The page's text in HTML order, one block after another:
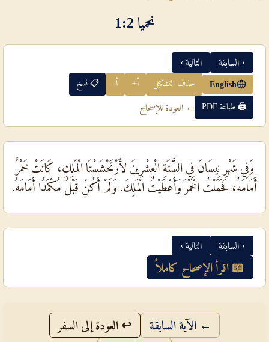
نحميا 2‏:‏1
‹ السابقة التالية ›
English حذف التشكيل أ+ أ- 📋 نسخ
🖨 طباعة PDF ← العودة للإصحاح
وَفِي شَهْرِ نِيسَانَ فِي السَّنَةِ الْعِشْرِينَ لأَرْتَحْشَسْتَا الْمَلِكِ، كَانَتْ خَمْرٌ
أَمَامَهُ، فَحَمَلْتُ الْخَمْرَ وَأَعْطَيْتُ الْمَلِكَ. وَلَمْ أَكُنْ قَبْلُ مُكْمَدُا أَمَامَهُ.
‹ السابقة التالية ›
📖 اقرأ الإصحاح كاملاً
← الآية السابقة ↩ العودة إلى السفر